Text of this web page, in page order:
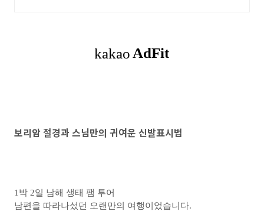
보리암 절경과 스님만의 귀여운 신발표시법
1박 2일 남해 생태 팸 투어
남편을 따라나섰던 오랜만의 여행이었습니다.